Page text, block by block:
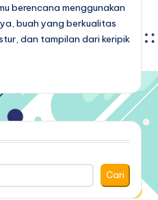
berencana menggunakan
buah yang berkualitas
dan tampilan dari keripik
Cari